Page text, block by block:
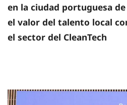
en la ciudad portuguesa
el valor del talento local
el sector del CleanTech